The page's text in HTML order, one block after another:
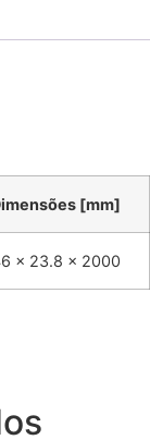
[mm]
x 23.8 x 2000